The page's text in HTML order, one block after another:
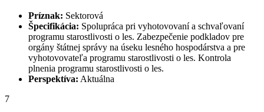
Príznak: Sektorová
Špecifikácia: Spolupráca pri vyhotovovaní a schvaľovaní
programu starostlivosti o les. Zabezpečenie podkladov pre
orgány štátnej správy na úseku lesného hospodárstva a pre
vyhotovovateľa programu starostlivosti o les. Kontrola
plnenia programu starostlivosti o les.
Perspektíva: Aktuálna
7